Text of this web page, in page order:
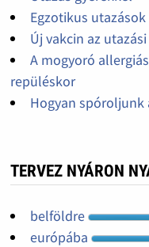
Egzotikus
Új vakcin az
A mogyoró
repüléskor
Hogyan spóroljunk
TERVEZ NYÁRON
belföldre
európába